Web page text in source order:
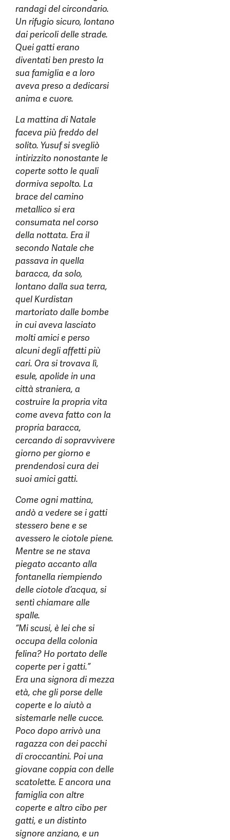
randagi del circondario.
Un rifugio sicuro, lontano
dai pericoli delle strade.
Quei gatti erano
diventati ben presto la
sua famiglia e a loro
aveva preso a dedicarsi
anima e cuore.
La mattina di Natale
faceva più freddo del
solito. Yusuf si svegliò
intirizzito nonostante le
coperte sotto le quali
dormiva sepolto. La
brace del camino
metallico si era
consumata nel corso
della nottata. Era il
secondo Natale che
passava in quella
baracca, da solo,
lontano dalla sua terra,
quel Kurdistan
martoriato dalle bombe
in cui aveva lasciato
molti amici e perso
alcuni degli affetti più
cari. Ora si trovava lì,
esule, apolide in una
città straniera, a
costruire la propria vita
come aveva fatto con la
propria baracca,
cercando di sopravvivere
giorno per giorno e
prendendosi cura dei
suoi amici gatti.
Come ogni mattina,
andò a vedere se i gatti
stessero bene e se
avessero le ciotole piene.
Mentre se ne stava
piegato accanto alla
fontanella riempiendo
delle ciotole d’acqua, si
sentì chiamare alle
spalle.
“Mi scusi, è lei che si
occupa della colonia
felina? Ho portato delle
coperte per i gatti.”
Era una signora di mezza
età, che gli porse delle
coperte e lo aiutò a
sistemarle nelle cucce.
Poco dopo arrivò una
ragazza con dei pacchi
di croccantini. Poi una
giovane coppia con delle
scatolette. E ancora una
famiglia con altre
coperte e altro cibo per
gatti, e un distinto
signore anziano, e un